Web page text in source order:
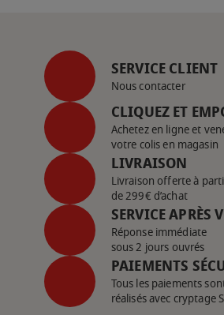
SERVICE CLIENT
Nous contacter
CLIQUEZ ET
Achetez en ligne et
votre colis en magasin
LIVRAISON
Livraison offerte à
de 299€ d’achat
SERVICE APRÈS
Réponse immédiate
sous 2 jours ouvrés
PAIEMENTS
Tous les paiements
réalisés avec cryptage